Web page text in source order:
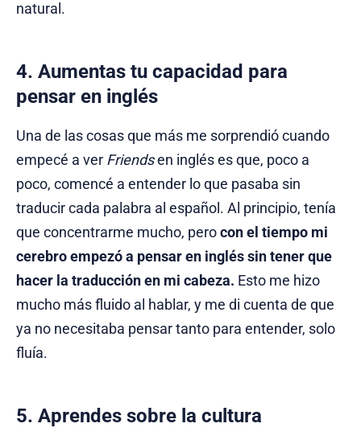
natural.
4. Aumentas tu capacidad para
pensar en inglés
Una de las cosas que más me sorprendió cuando
empecé a ver Friendsen inglés es que, poco a
poco, comencé a entender lo que pasaba sin
traducir cada palabra al español. Al principio, tenía
que concentrarme mucho, perocon el tiempo mi
cerebro empezó a pensar en inglés sin tener que
hacer la traducción en mi cabeza. Esto me hizo
mucho más fluido al hablar, y me di cuenta de que
ya no necesitaba pensar tanto para entender, solo
fluía.
5. Aprendes sobre la cultura